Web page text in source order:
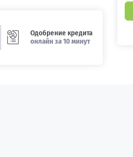
Одобрение кредита
онлайн за 10 минут